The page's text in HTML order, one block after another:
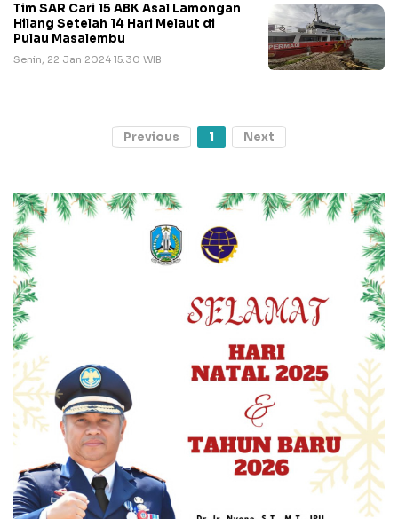
Tim SAR Cari 15 ABK Asal Lamongan
Hilang Setelah 14 Hari Melaut di
Pulau Masalembu
Senin, 22 Jan 2024 15:30 WIB
Previous 1 Next